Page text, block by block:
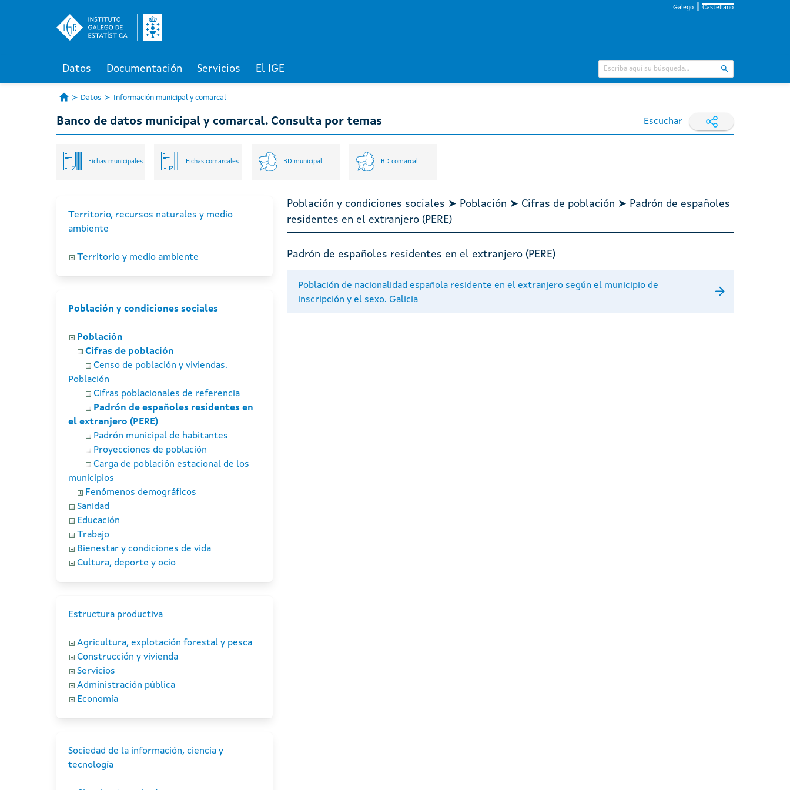
Galego Castellano
Datos Documentación Servicios El IGE
Datos Información municipal y comarcal
Banco de datos municipal y comarcal. Consulta por temas Escuchar
Fichas municipales Fichas comarcales BD municipal BD comarcal
Territorio, recursos naturales y medio
ambiente
Territorio y medio ambiente
Población y condiciones sociales
Población
Cifras de población
Censo de población y viviendas.
Población
Cifras poblacionales de referencia
Padrón de españoles residentes en
el extranjero (PERE)
Padrón municipal de habitantes
Proyecciones de población
Carga de población estacional de los
municipios
Fenómenos demográficos
Sanidad
Educación
Trabajo
Bienestar y condiciones de vida
Cultura, deporte y ocio
Estructura productiva
Agricultura, explotación forestal y pesca
Construcción y vivienda
Servicios
Administración pública
Economía
Sociedad de la información, ciencia y
tecnología
Población y condiciones sociales ➤ Población ➤ Cifras de población ➤ Padrón de españoles
residentes en el extranjero (PERE)
Padrón de españoles residentes en el extranjero (PERE)
Población de nacionalidad española residente en el extranjero según el municipio de
inscripción y el sexo. Galicia